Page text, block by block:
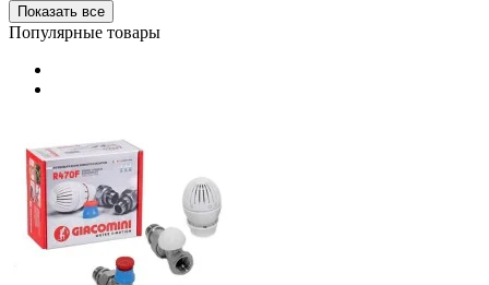
Показать все
Популярные товары